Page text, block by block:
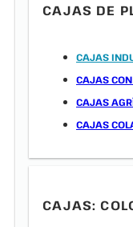
CAJAS DE
CAJAS
CAJAS
CAJAS
CAJAS
CAJAS: